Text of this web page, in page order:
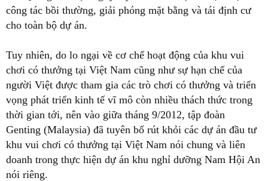
công tác bồi thường, giải phóng mặt bằng và tái định cư
cho toàn bộ dự án.
Tuy nhiên, do lo ngại về cơ chế hoạt động của khu vui
chơi có thưởng tại Việt Nam cũng như sự hạn chế của
người Việt được tham gia các trò chơi có thưởng và triển
vọng phát triển kinh tế vĩ mô còn nhiều thách thức trong
thời gian tới, nên vào giữa tháng 9/2012, tập đoàn
Genting (Malaysia) đã tuyên bố rút khỏi các dự án đầu tư
khu vui chơi có thưởng tại Việt Nam nói chung và liên
doanh trong thực hiện dự án khu nghỉ dưỡng Nam Hội An
nói riêng.